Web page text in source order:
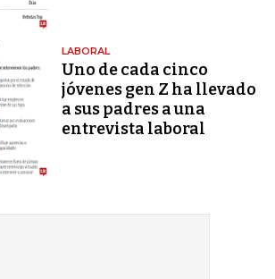
LABORAL
Uno de cada cinco
jóvenes gen Z ha llevado
a sus padres a una
entrevista laboral